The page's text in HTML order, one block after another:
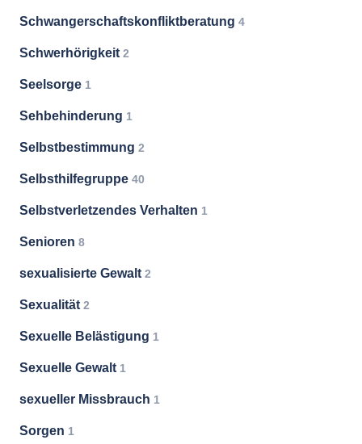
Schwangerschaftskonfliktberatung 4
Schwerhörigkeit 2
Seelsorge 1
Sehbehinderung 1
Selbstbestimmung 2
Selbsthilfegruppe 40
Selbstverletzendes Verhalten 1
Senioren 8
sexualisierte Gewalt 2
Sexualität 2
Sexuelle Belästigung 1
Sexuelle Gewalt 1
sexueller Missbrauch 1
Sorgen 1